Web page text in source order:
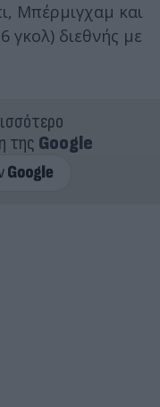
Μπέρμιγχαμ και
γκολ) διεθνής με
της Google